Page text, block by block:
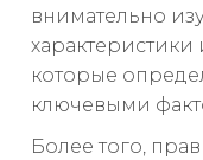
внимательно
характеристики
которые
ключевыми
Более того,